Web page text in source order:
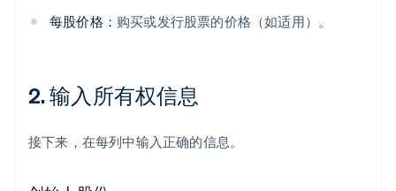
每股价格： 购买或发行股票的价格（如适用）。
2. 输入所有权信息
接下来，在每列中输入正确的信息。